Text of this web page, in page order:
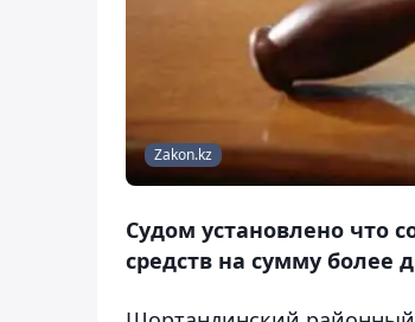
Zakon.kz
Судом установлено что
средств на сумму более